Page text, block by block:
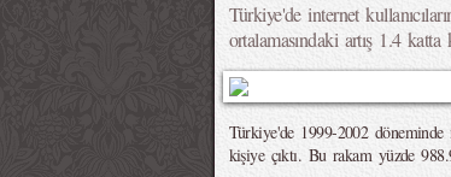
Türkiye'de internet
ortalamasındaki artış 1.4 katta
Türkiye'de 1999-2002
kişiye çıktı. Bu rakam yüzde